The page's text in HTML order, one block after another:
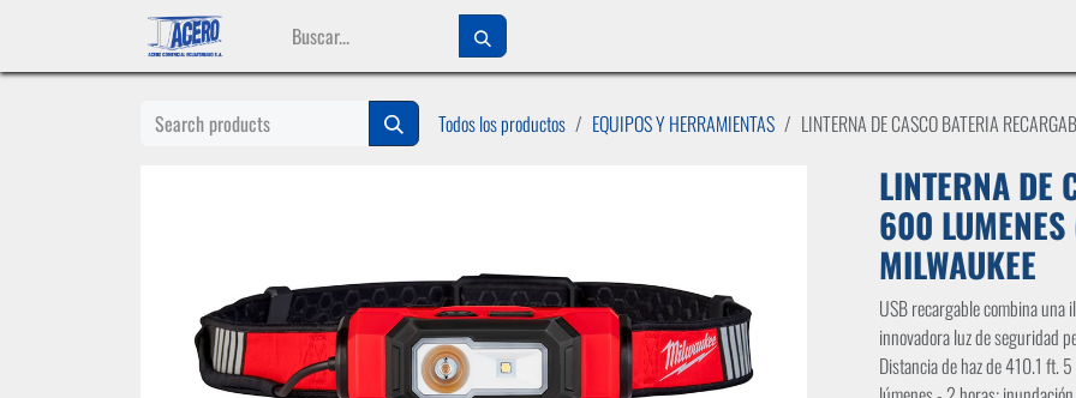
Todos los productos EQUIPOS Y HERRAMIENTAS LINTERNA DE CASCO BATERIA
LINTERNA DE
600
MILWAUKEE
USB recargable combina una
innovadora luz de seguridad
Distancia de haz de 410.1 ft.